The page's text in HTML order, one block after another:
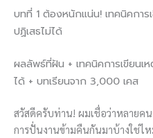
บทที่ 1 ต้องหนักแน่น! เทคนิคกา
ปฏิเสธไม่ได้
ผลลัพธ์ที่ฝัน + เทคนิคการเขียนเ
ได้ + บทเรียนจาก 3,000 เคส
สวัสดีครับท่าน! ผมเชื่อว่าหลายค
การปั่นงานข้ามคืนกันมาบ้างใช่ไ